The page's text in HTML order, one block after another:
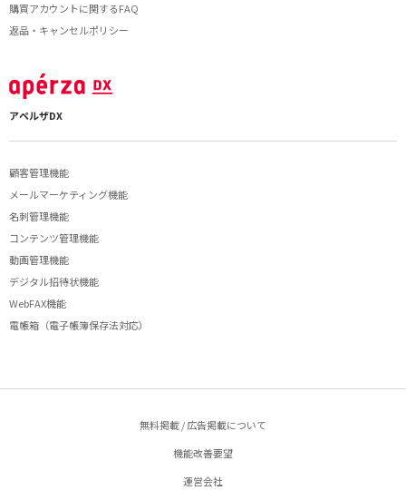
購買アカウントに関するFAQ
返品・キャンセルポリシー
アペルザDX
顧客管理機能
メールマーケティング機能
名刺管理機能
コンテンツ管理機能
動画管理機能
デジタル招待状機能
WebFAX機能
電帳箱（電子帳簿保存法対応）
無料掲載 / 広告掲載について
機能改善要望
運営会社